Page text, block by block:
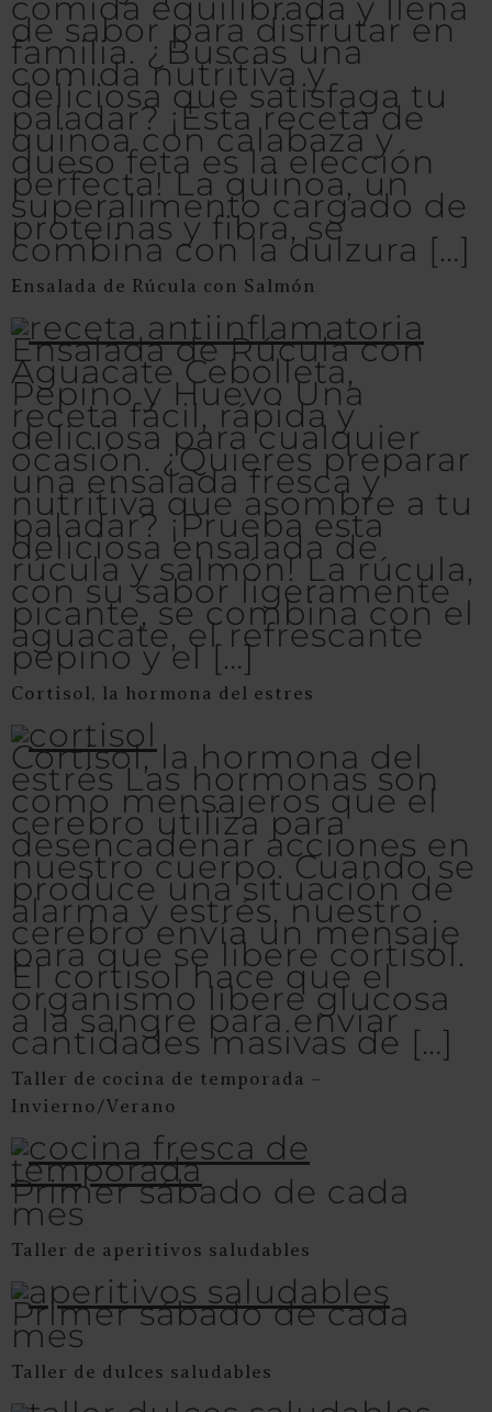
comida equilibrada y llena
de sabor para disfrutar en
familia. ¿Buscas una
comida nutritiva y
deliciosa que satisfaga tu
paladar? ¡Esta receta de
quinoa con calabaza y
queso feta es la elección
perfecta! La quinoa, un
superalimento cargado de
proteínas y fibra, se
combina con la dulzura […]
Ensalada de Rúcula con Salmón
Ensalada de Rúcula con
Aguacate Cebolleta,
Pepino y Huevo Una
receta fácil, rápida y
deliciosa para cualquier
ocasión. ¿Quieres preparar
una ensalada fresca y
nutritiva que asombre a tu
paladar? ¡Prueba esta
deliciosa ensalada de
rúcula y salmón! La rúcula,
con su sabor ligeramente
picante, se combina con el
aguacate, el refrescante
pepino y el […]
Cortisol, la hormona del estres
Cortisol, la hormona del
estrés Las hormonas son
como mensajeros que el
cerebro utiliza para
desencadenar acciones en
nuestro cuerpo. Cuando se
produce una situación de
alarma y estrés, nuestro
cerebro envía un mensaje
para que se libere cortisol.
El cortisol hace que el
organismo libere glucosa
a la sangre para enviar
cantidades masivas de […]
Taller de cocina de temporada –
Invierno/Verano
Primer sábado de cada
mes
Taller de aperitivos saludables
Primer sábado de cada
mes
Taller de dulces saludables